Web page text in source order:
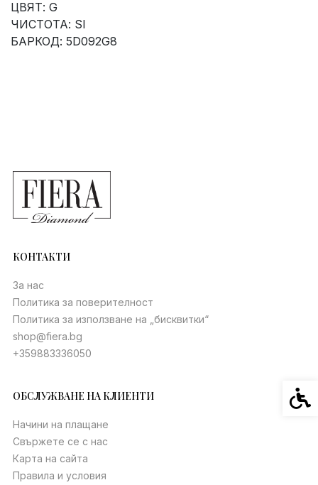
ЦВЯТ: G
ЧИСТОТА: SI
БАРКОД: 5D092G8
КОНТАКТИ
За нас
Политика за поверителност
Политика за използване на „бисквитки“
shop@fiera.bg
+359883336050
ОБСЛУЖВАНЕ НА КЛИЕНТИ
Начини на плащане
Свържете се с нас
Карта на сайта
Правила и условия